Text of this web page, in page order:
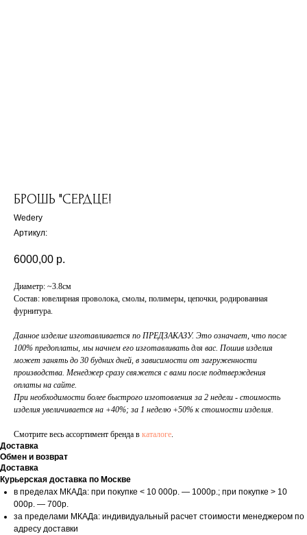
БРОШЬ "СЕРДЦЕ!
Wedery
Артикул:
6000,00 р.
Диаметр: ~3.8см
Состав: ювелирная проволока, смолы, полимеры, цепочки, родированная
фурнитура.
Данное изделие изготавливается по ПРЕДЗАКАЗУ. Это означает, что после
100% предоплаты, мы начнем его изготавливать для вас. Пошив изделия
может занять до 30 будних дней, в зависимости от загруженности
производства. Менеджер сразу свяжется с вами после подтверждения
оплаты на сайте.
При необходимости более быстрого изготовления за 2 недели - стоимость
изделия увеличивается на +40%; за 1 неделю +50% к стоимости изделия.
Смотрите весь ассортимент бренда в каталоге.
Доставка
Обмен и возврат
Доставка
Курьерская доставка по Москве
в пределах МКАДа: при покупке < 10 000р. — 1000р.; при покупке > 10
000р. — 700р.
за пределами МКАДа: индивидуальный расчет стоимости менеджером по
адресу доставки